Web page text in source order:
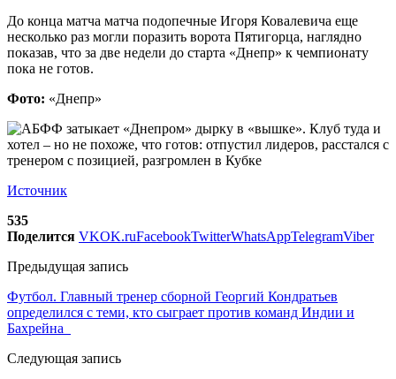
До конца матча матча подопечные Игоря Ковалевича еще
несколько раз могли поразить ворота Пятигорца, наглядно
показав, что за две недели до старта «Днепр» к чемпионату
пока не готов.
Фото: «Днепр»
Источник
535
Поделится VKOK.ruFacebookTwitterWhatsAppTelegramViber
Предыдущая запись
Футбол. Главный тренер сборной Георгий Кондратьев
определился с теми, кто сыграет против команд Индии и
Бахрейна
Следующая запись